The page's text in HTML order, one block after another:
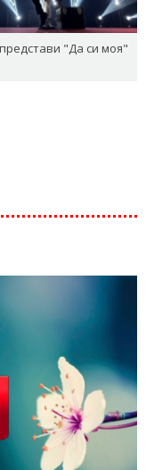
"Да си моя"